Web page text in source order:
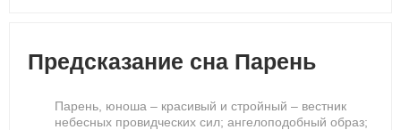
Предсказание сна Парень
Парень, юноша – красивый и стройный – вестник
небесных провидческих сил; ангелоподобный образ;